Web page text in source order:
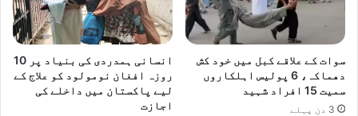
ک
ن
پ
ر
ا
سوات کے علاقے کبل میں خود کش
دھماکہ، 6 پولیس اہلکاروں
سمیت 15 افراد شہید
3 دن پہلے
انسانی ہمدردی کی بنیاد پر 10
روزہ افغان نومولود کو علاج کے
لیے پاکستان میں داخلے کی
اجازت